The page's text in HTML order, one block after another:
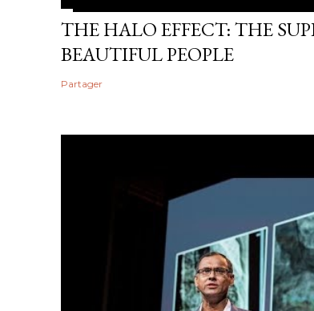
THE HALO EFFECT: THE
BEAUTIFUL PEOPLE
Partager